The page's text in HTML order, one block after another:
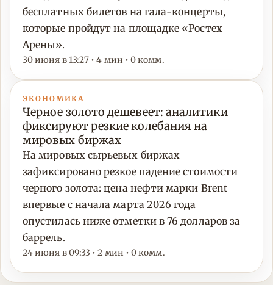
бесплатных билетов на гала-концерты,
которые пройдут на площадке «Ростех
Арены».
30 июня в 13:27 • 4 мин • 0 комм.
ЭКОНОМИКА
Черное золото дешевеет: аналитики
фиксируют резкие колебания на
мировых биржах
На мировых сырьевых биржах
зафиксировано резкое падение стоимости
черного золота: цена нефти марки Brent
впервые с начала марта 2026 года
опустилась ниже отметки в 76 долларов за
баррель.
24 июня в 09:33 • 2 мин • 0 комм.